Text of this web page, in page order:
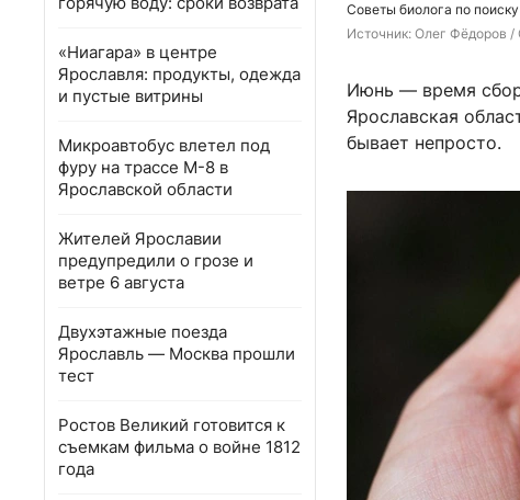
«Ниагара» в центре
Ярославля: продукты, одежда
и пустые витрины
Микроавтобус влетел под
фуру на трассе М-8 в
Ярославской области
Жителей Ярославии
предупредили о грозе и
ветре 6 августа
Двухэтажные поезда
Ярославль — Москва прошли
тест
Ростов Великий готовится к
съемкам фильма о войне 1812
года
Советы биолога по
Источник: Олег Фёдоров /
Июнь — время
Ярославская
бывает непросто.